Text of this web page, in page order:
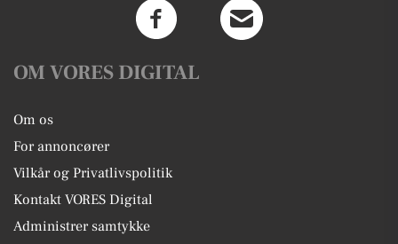
OM VORES DIGITAL
Om os
For annoncører
Vilkår og Privatlivspolitik
Kontakt VORES Digital
Administrer samtykke